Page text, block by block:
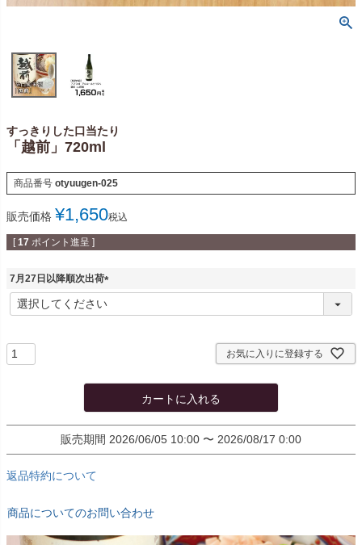
すっきりした口当たり
「越前」720ml
商品番号 otyuugen-025
販売価格 ¥1,650税込
[ 17 ポイント進呈 ]
7月27日以降順次出荷
(
お気に入りに登録する
カートに入れる
販売期間 2026/06/05 10:00 〜 2026/08/17 0:00
返品特約について
商品についてのお問い合わせ